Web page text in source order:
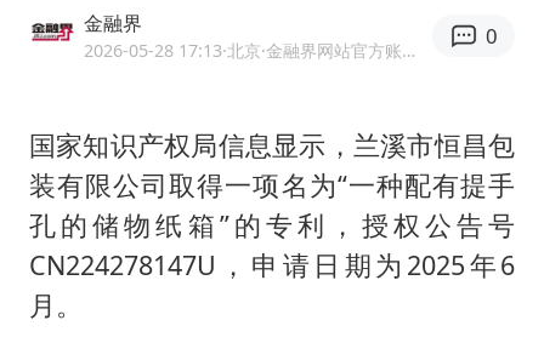
构建更高水平的全民健身公共服务体系
上门女婿出轨女邻居多年被判重婚罪
香港刷新1884年以来最高气温纪录
新疆一婚礼线上邀请引热议
金融界
2026-05-28 17:13·北京 ·金融界网站官方账号 优质财经领域创作者
0
国家知识产权局信息显示，兰溪市恒昌包
装有限公司取得一项名为“一种配有提手
孔的储物纸箱”的专利，授权公告号
CN224278147U，申请日期为2025年6
月。